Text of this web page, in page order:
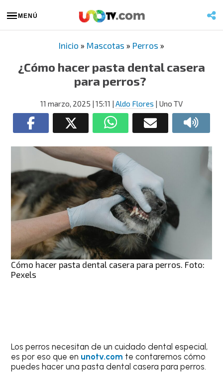
MENÚ
Inicio » Mascotas » Perros »
¿Cómo hacer pasta dental casera
para perros?
11 marzo, 2025 | 15:11 | Aldo Flores | Uno TV
Cómo hacer pasta dental casera para perros. Foto:
Pexels
Los perros necesitan de un cuidado dental especial,
es por eso que en unotv.com te contaremos cómo
puedes hacer una pasta dental casera para perros.